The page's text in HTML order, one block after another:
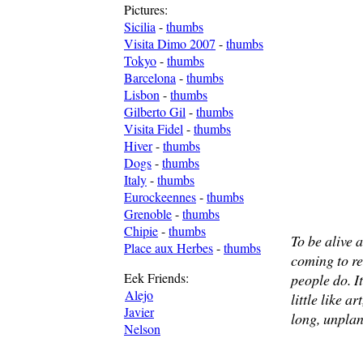
Pictures:
Sicilia -thumbs
Visita Dimo 2007 -thumbs
Tokyo-thumbs
Barcelona -thumbs
Lisbon -thumbs
Gilberto Gil -thumbs
Visita Fidel -thumbs
Hiver-thumbs
Dogs-thumbs
Italy-thumbs
Eurockeennes-thumbs
Grenoble-thumbs
Chipie-thumbs
Place aux Herbes-thumbs
Eek Friends:
Alejo
Javier
Nelson
To be alive
coming to
people do.
little like
long,